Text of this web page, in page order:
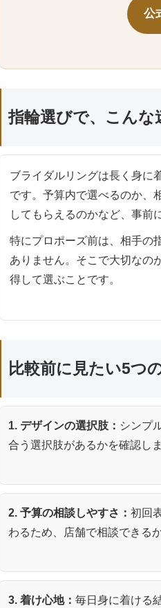
公
指輪選びで、こん
ブライダルリングは長く身に
です。予算内で選べるのか、
してもらえるのかなど、事前
特にプロポーズ前は、相手の
ありません。そこで大切なの
得して選ぶことです。
比較前に見たい5つ
1. デザインの選択肢： シンプ
合う選択肢があるかを確認しま
2. 予算の相談しやすさ： 初回
わるため、店舗で相談できる
3. 着け心地： 毎日身に着ける